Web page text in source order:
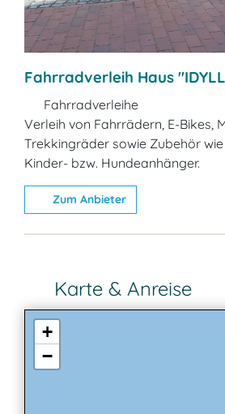
Fahrradverleih Haus
Fahrradverleihe
Verleih von Fahrrädern, E-Bikes,
Trekkingräder sowie Zubehör
Kinder- bzw. Hundeanhänger.
Zum Anbieter
Karte & Anreise
+
−